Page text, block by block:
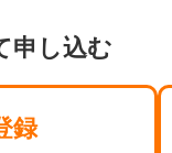
申し込む
録